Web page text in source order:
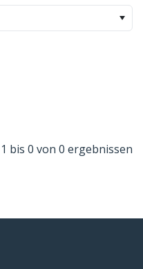
1 bis 0 von 0 ergebnissen